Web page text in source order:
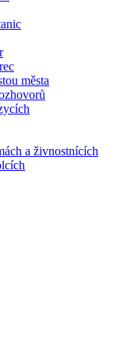
města
a živnostnících